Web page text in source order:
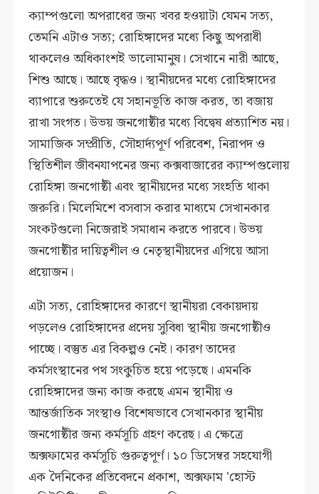
ক্যাম্পগুলো অপরাধের জন্য খবর হওয়াটা যেমন সত্য,
তেমনি এটাও সত্য; রোহিঙ্গাদের মধ্যে কিছু অপরাধী
থাকলেও অধিকাংশই ভালোমানুষ। সেখানে নারী আছে,
শিশু আছে। আছে বৃদ্ধও। স্থানীয়দের মধ্যে রোহিঙ্গাদের
ব্যাপারে শুরুতেই যে সহানভূতি কাজ করত, তা বজায়
রাখা সংগত। উভয় জনগোষ্ঠীর মধ্যে বিদ্বেষ প্রত্যাশিত নয়।
সামাজিক সম্প্রীতি, সৌহার্দ্যপূর্ণ পরিবেশ, নিরাপদ ও
স্থিতিশীল জীবনযাপনের জন্য কক্সবাজারের ক্যাম্পগুলোয়
রোহিঙ্গা জনগোষ্ঠী এবং স্থানীয়দের মধ্যে সংহতি থাকা
জরুরি। মিলেমিশে বসবাস করার মাধ্যমে সেখানকার
সংকটগুলো নিজেরাই সমাধান করতে পারবে। উভয়
জনগোষ্ঠীর দায়িত্বশীল ও নেতৃস্থানীয়দের এগিয়ে আসা
প্রয়োজন।
এটা সত্য, রোহিঙ্গাদের কারণে স্থানীয়রা বেকায়দায়
পড়লেও রোহিঙ্গাদের প্রদেয় সুবিধা স্থানীয় জনগোষ্ঠীও
পাচ্ছে। বস্তুত এর বিকল্পও নেই। কারণ তাদের
কর্মসংস্থানের পথ সংকুচিত হয়ে পড়েছে। এমনকি
রোহিঙ্গাদের জন্য কাজ করছে এমন স্থানীয় ও
আন্তর্জাতিক সংস্থাও বিশেষভাবে সেখানকার স্থানীয়
জনগোষ্ঠীর জন্য কর্মসূচি গ্রহণ করেছ। এ ক্ষেত্রে
অক্সফামের কর্মসূচি গুরুত্বপূর্ণ। ১০ ডিসেম্বর সহযোগী
এক দৈনিকের প্রতিবেদনে প্রকাশ, অক্সফাম 'হোস্ট